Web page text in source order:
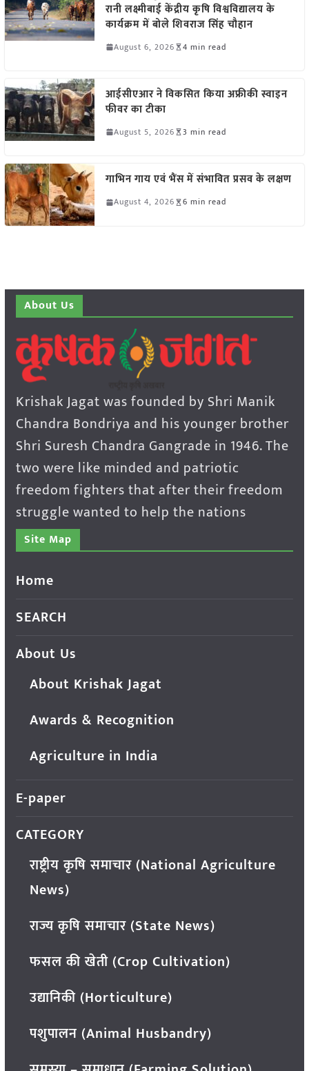
रानी लक्ष्मीबाई केंद्रीय कृषि विश्वविद्यालय के
कार्यक्रम में बोले शिवराज सिंह चौहान
August 6, 2026 4 min read
आईसीएआर ने विकसित किया अफ्रीकी स्वाइन
फीवर का टीका
August 5, 2026 3 min read
गाभिन गाय एवं भैंस में संभावित प्रसव के लक्षण
August 4, 2026 6 min read
About Us
Krishak Jagat was founded by Shri Manik
Chandra Bondriya and his younger brother
Shri Suresh Chandra Gangrade in 1946. The
two were like minded and patriotic
freedom fighters that after their freedom
struggle wanted to help the nations
Site Map
Home
SEARCH
About Us
About Krishak Jagat
Awards & Recognition
Agriculture in India
E-paper
CATEGORY
राष्ट्रीय कृषि समाचार (National Agriculture
News)
राज्य कृषि समाचार (State News)
फसल की खेती (Crop Cultivation)
उद्यानिकी (Horticulture)
पशुपालन (Animal Husbandry)